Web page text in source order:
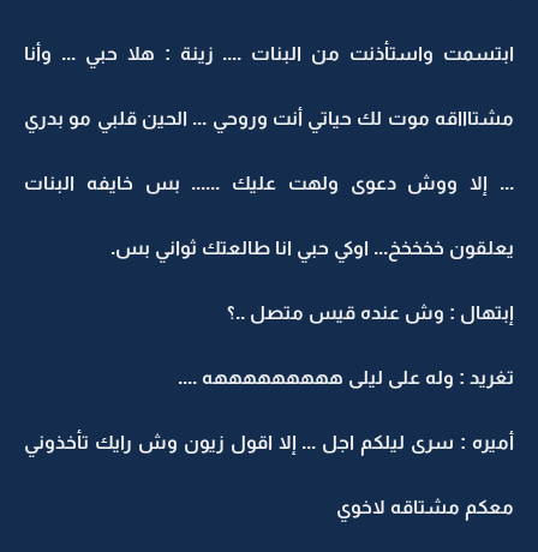
ابتسمت واستأذنت من البنات .... زينة : هلا حبي ... وأنا
مشتاااقه موت لك حياتي أنت وروحي ... الحين قلبي مو بدري
... إلا ووش دعوى ولهت عليك ...... بس خايفه البنات
يعلقون خخخخخ... اوكي حبي انا طالعتك ثواني بس.
إبتهال : وش عنده قيس متصل ..؟
تغريد : وله على ليلى هههههههههه ....
أميره : سرى ليلكم اجل ... إلا اقول زيون وش رايك تأخذوني
معكم مشتاقه لاخوي